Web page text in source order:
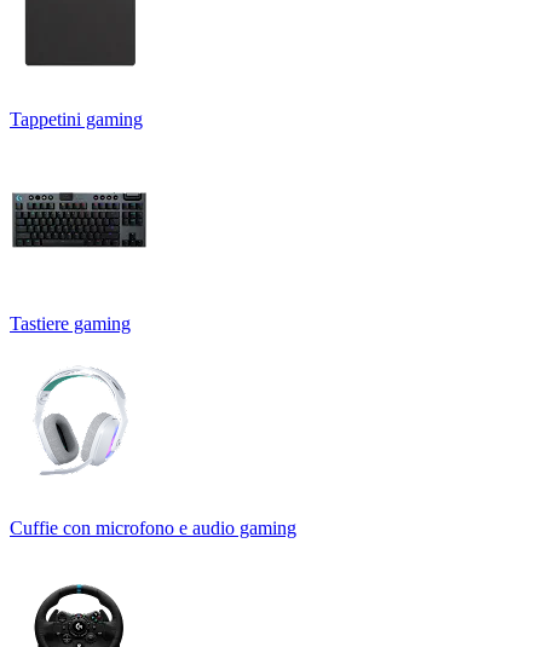
Tappetini gaming
Tastiere gaming
Cuffie con microfono e audio gaming